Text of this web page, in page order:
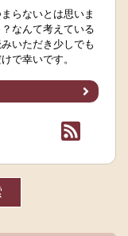
らないとは思いま
なんて考えている
いただき少しでも
で幸いです。